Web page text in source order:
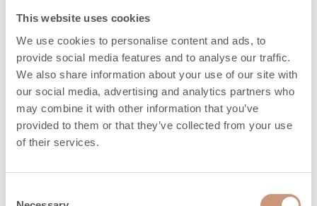
This website uses cookies
We use cookies to personalise content and ads, to
provide social media features and to analyse our traffic.
We also share information about your use of our site with
our social media, advertising and analytics partners who
may combine it with other information that you’ve
provided to them or that they’ve collected from your use
of their services.